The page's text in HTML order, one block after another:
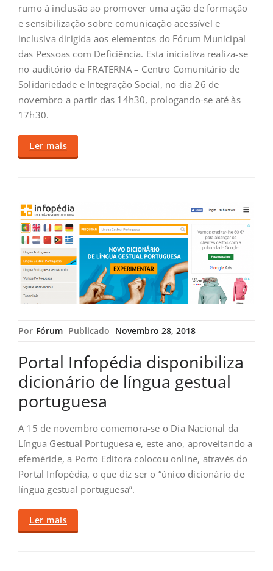
rumo à inclusão ao promover uma ação de formação
e sensibilização sobre comunicação acessível e
inclusiva dirigida aos elementos do Fórum Municipal
das Pessoas com Deficiência. Esta iniciativa realiza-se
no auditório da FRATERNA – Centro Comunitário de
Solidariedade e Integração Social, no dia 26 de
novembro a partir das 14h30, prologando-se até às
17h30.
Ler mais
Por Fórum Publicado Novembro 28, 2018
Portal Infopédia disponibiliza
dicionário de língua gestual
portuguesa
A 15 de novembro comemora-se o Dia Nacional da
Língua Gestual Portuguesa e, este ano, aproveitando a
efeméride, a Porto Editora colocou online, através do
Portal Infopédia, o que diz ser o “único dicionário de
língua gestual portuguesa”.
Ler mais